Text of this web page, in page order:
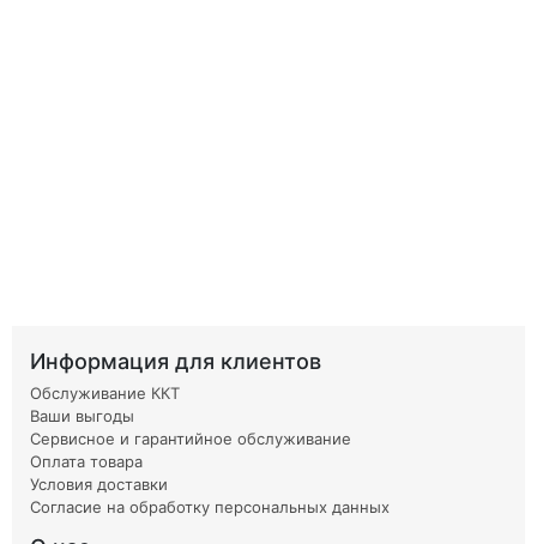
Информация для клиентов
Обслуживание ККТ
Ваши выгоды
Сервисное и гарантийное обслуживание
Оплата товара
Условия доставки
Согласие на обработку персональных данных